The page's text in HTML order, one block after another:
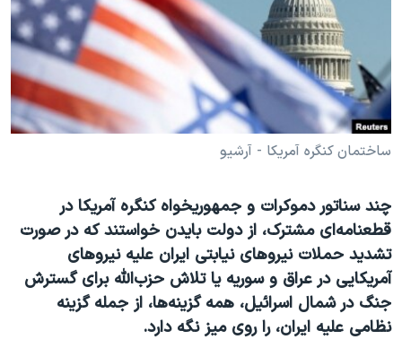
فرهنگ و زندگی
حقوق شهروندی
اقتصادی
علم و فناوری
اسرائیل در جنگ
آرشیو پخش زنده
مستندها
انتخابات ریاست جمهوری آمریکا ۲۰۲۴
حمله جمهوری اسلامی به اسرائیل
رمز مهسا
ورزش زنان در ایران
مجموعه مستندهای دادخواهی
تریبونال مردمی آبان ۹۸
دادگاه حمید نوری
چهل سال گروگان‌گیری
قانون شفافیت دارائی کادر رهبری ایران
دنبال کنید
زبانهای مختلف
ساختمان کنگره آمریکا - آرشیو
چند سناتور دموکرات و جمهوریخواه کنگره آمریکا در
قطعنامه‌ای مشترک، از دولت بایدن خواستند که در صورت
تشدید حملات نیروهای نیابتی ایران علیه نیروهای
آمریکایی در عراق و سوریه یا تلاش حزب‌الله برای گسترش
جنگ در شمال اسرائیل، همه گزینه‌ها، از جمله گزینه
نظامی علیه ایران، را روی میز نگه دارد.